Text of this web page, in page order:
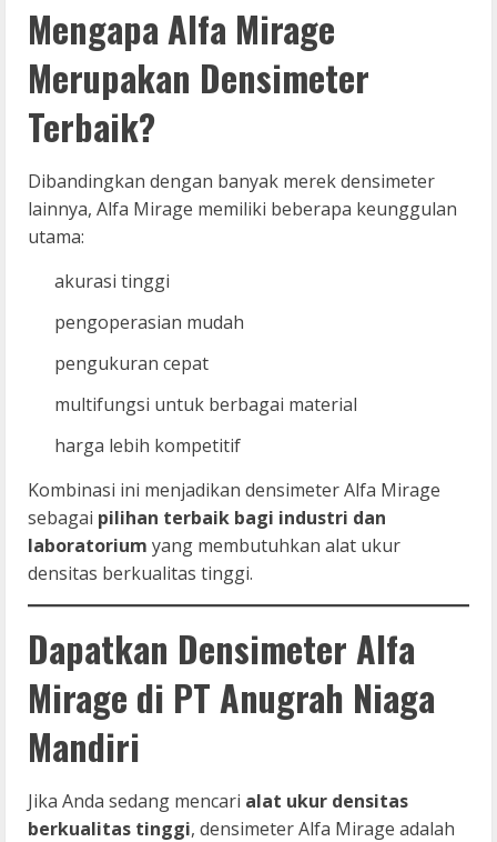
Mengapa Alfa Mirage
Merupakan Densimeter
Terbaik?
Dibandingkan dengan banyak merek densimeter
lainnya, Alfa Mirage memiliki beberapa keunggulan
utama:
akurasi tinggi
pengoperasian mudah
pengukuran cepat
multifungsi untuk berbagai material
harga lebih kompetitif
Kombinasi ini menjadikan densimeter Alfa Mirage
sebagai pilihan terbaik bagi industri dan
laboratorium yang membutuhkan alat ukur
densitas berkualitas tinggi.
Dapatkan Densimeter Alfa
Mirage di PT Anugrah Niaga
Mandiri
Jika Anda sedang mencari alat ukur densitas
berkualitas tinggi, densimeter Alfa Mirage adalah